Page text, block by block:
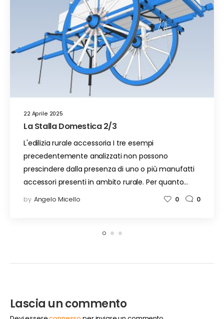
22 Aprile 2025
La Stalla Domestica 2/3
L'edilizia rurale accessoria I tre esempi
precedentemente analizzati non possono
prescindere dalla presenza di uno o più manufatti
accessori presenti in ambito rurale. Per quanto…
by Angelo Micello 0 0
Lascia un commento